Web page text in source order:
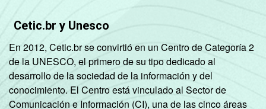
Cetic.br y Unesco
En 2012, Cetic.br se convirtió en un Centro de Categoría 2
de la UNESCO, el primero de su tipo dedicado al
desarrollo de la sociedad de la información y del
conocimiento. El Centro está vinculado al Sector de
Comunicación e Información (CI), una de las cinco áreas